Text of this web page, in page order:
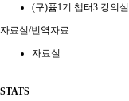
(구)퓸1기 챕터3 강의실
자료실/번역자료
자료실
STATS